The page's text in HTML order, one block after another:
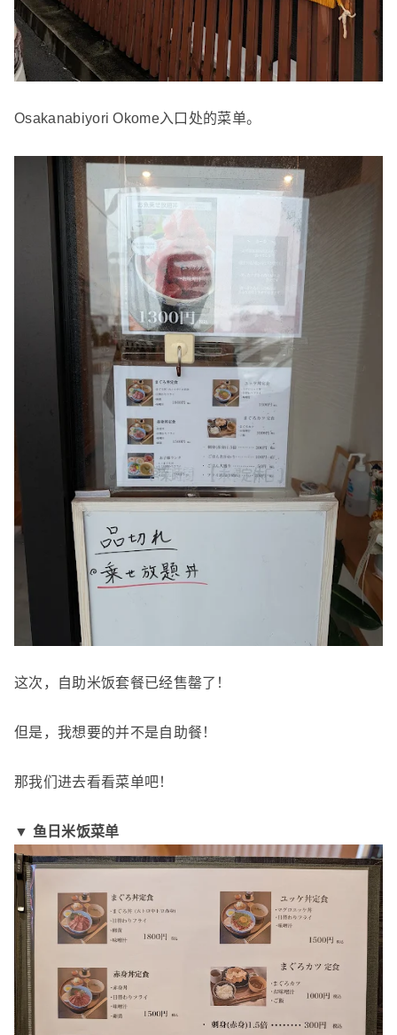
Osakanabiyori Okome入口处的菜单。
这次，自助米饭套餐已经售罄了！
但是，我想要的并不是自助餐！
那我们进去看看菜单吧！
▼ 鱼日米饭菜单